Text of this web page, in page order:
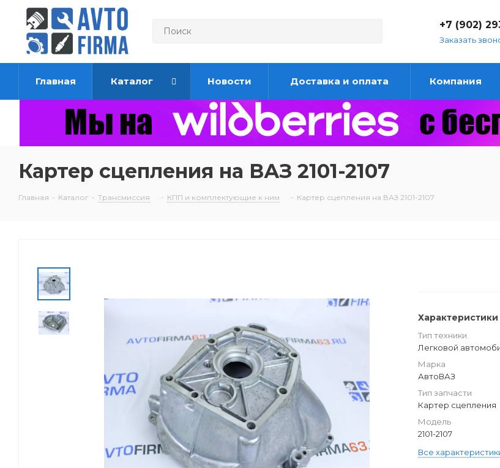
+7 (902)
Заказать
Главная Каталог Новости Доставка и оплата Компания
Картер сцепления на ВАЗ 2101-2107
Главная - Каталог - Трансмиссия - КПП и комплектующие к ним - Картер сцепления на ВАЗ 2101-2107
Характеристики
Тип техники
Легковой
Марка
АвтоВАЗ
Тип запчасти
Картер сцепления
Модель
2101-2107
Все